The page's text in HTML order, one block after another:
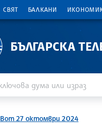
СВЯТ БАЛКАНИ
БЪЛГАРСКА
Вот 27 октомври 2024